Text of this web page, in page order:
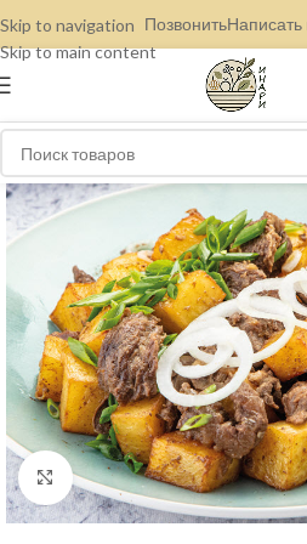
Skip to navigation
Skip to main content
ПозвонитьНаписать
Нажмите, чтобы увеличить